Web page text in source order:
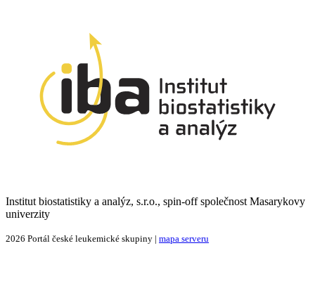
Institut biostatistiky a analýz, s.r.o., spin-off společnost Masarykovy
univerzity
2026 Portál české leukemické skupiny | mapa serveru